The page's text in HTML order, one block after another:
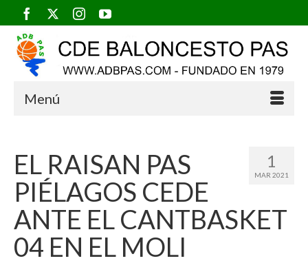
Menú
1
MAR 2021
EL RAISAN PAS
PIÉLAGOS CEDE
ANTE EL CANTBASKET
04 EN EL MOLI